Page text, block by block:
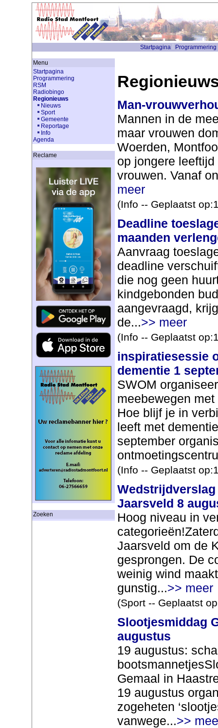
Startpagina Programmering
Menu
Startpagina
Programmering
RSM
Radiobingo
Regionieuws
Nieuws
Sport
Gemeente
Reportage
Info
Agenda
Reclame
Zoeken
Man-
Mannen in de
maar vrouwen
Woerden,
op jongere
vrouwen. Vanaf
meer
(Info -- Geplaatst
Deadline
maanden
Aanvraag
deadline
die nog geen
kindgebonden
aangevraagd,
de...>> meer
(Info -- Geplaatst
inspiratiesessie
dementie 1
SWOM
meebewegen
Hoe blijf je in
leeft met
september
(Info -- Geplaatst
Jaarsveld 8
Hoog niveau in
Jaarsveld om de
gesprongen. De
weinig wind
gunstig...>> meer
(Sport -- Geplaatst
Slootjesmiddag
augustus
19 augustus:
Gemaal in
19 augustus
zogeheten
vanwege...>>